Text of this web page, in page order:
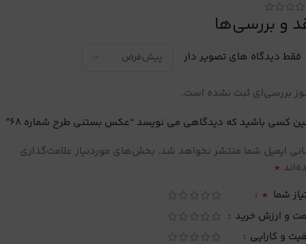
و بررسی‌ها
فقط دیدگاه های تصویر دار
بررسی‌ای ثبت نشده است.
کسی باشید که دیدگاهی می نویسد “عکس بستنی طرح شماره 68”
ایمیل شما منتشر نخواهد شد. بخش‌های موردنیاز علامت‌گذاری
*
شما *
و ارزش خرید
و کارایی